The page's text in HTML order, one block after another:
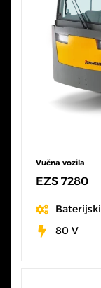
Vučna vozila
EZS 7280
Baterijski
80 V